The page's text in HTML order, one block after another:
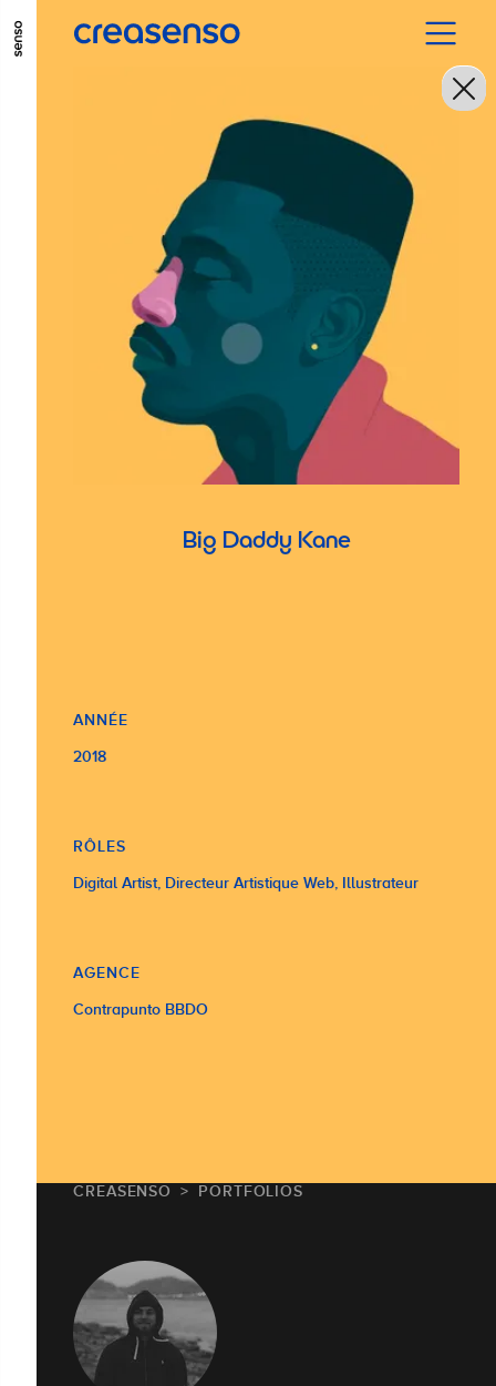
ALLER AU CONTENU PRINCIPAL
ALLER EN BAS DE PAGE
Big Daddy Kane
ANNÉE
2018
RÔLES
Digital Artist, Directeur Artistique Web, Illustrateur
AGENCE
Contrapunto BBDO
CREASENSO PORTFOLIOS